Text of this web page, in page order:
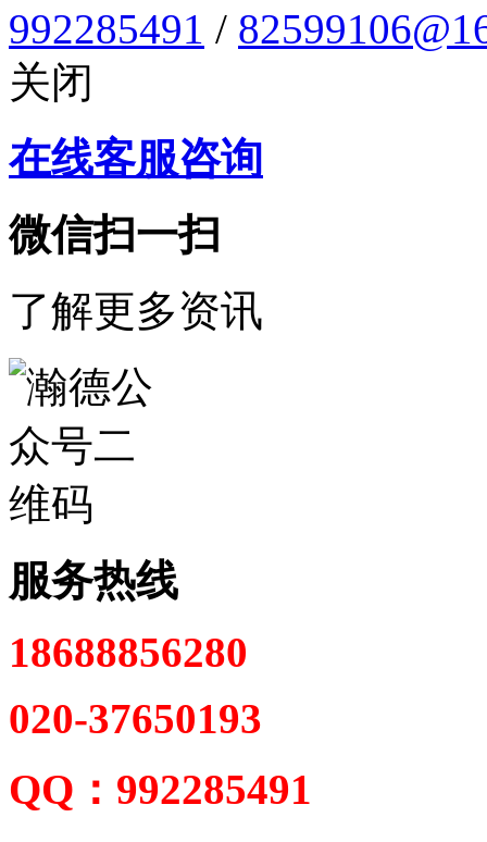
992285491 /
关闭
在线客服咨询
微信扫一扫
了解更多资讯
服务热线
18688856280
020-37650193
QQ：992285491